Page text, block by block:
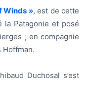
Winds », est de cette
la Patagonie et posé
; en compagnie
Hoffman.
Duchosal s’est